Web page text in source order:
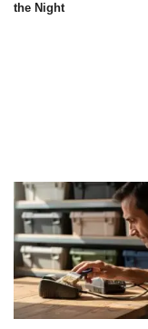
the Night